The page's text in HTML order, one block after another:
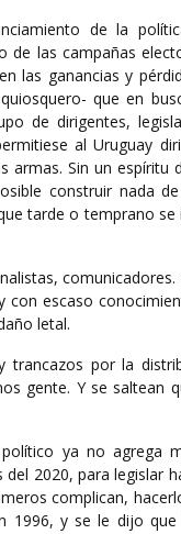
de la
de las campañas
las ganancias y
que en
de dirigentes,
al Uruguay
armas. Sin un espíritu
construir nada
tarde o temprano se
comunicadores.
con escaso
letal.
trancazos por la
gente. Y se saltean
ya no agrega
2020, para legislar
complican,
1996, y se le dijo que